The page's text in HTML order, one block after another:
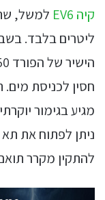
קיה EV6
ליטרים בלבד.
חסין לכניסת
ניתן לפתוח את
להתקין מקרר